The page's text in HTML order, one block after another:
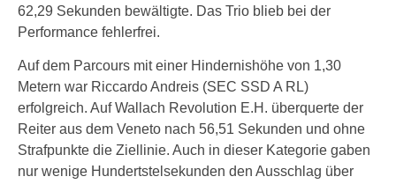
62,29 Sekunden bewältigte. Das Trio blieb bei der
Performance fehlerfrei.
Auf dem Parcours mit einer Hindernishöhe von 1,30
Metern war Riccardo Andreis (SEC SSD A RL)
erfolgreich. Auf Wallach Revolution E.H. überquerte der
Reiter aus dem Veneto nach 56,51 Sekunden und ohne
Strafpunkte die Ziellinie. Auch in dieser Kategorie gaben
nur wenige Hundertstelsekunden den Ausschlag über